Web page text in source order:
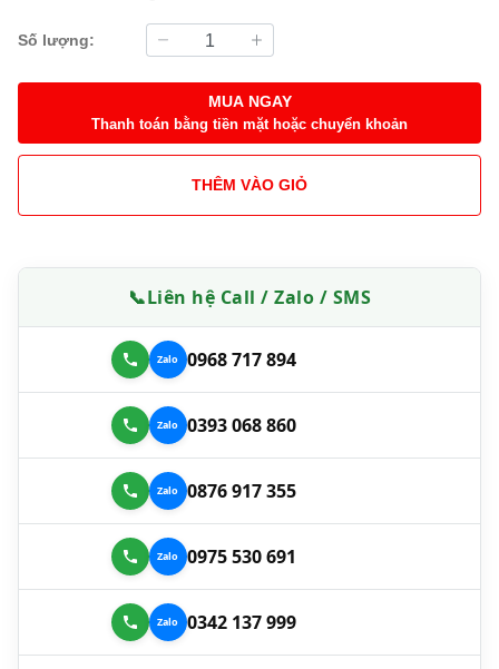
Số lượng:
MUA NGAY
Thanh toán bằng tiền mặt hoặc chuyển khoản
THÊM VÀO GIỎ
📞Liên hệ Call / Zalo / SMS
0968 717 894
0393 068 860
0876 917 355
0975 530 691
0342 137 999